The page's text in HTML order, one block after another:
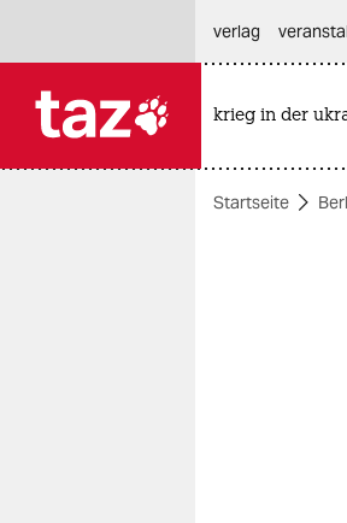
themen
verlag
krieg in der
Startseite